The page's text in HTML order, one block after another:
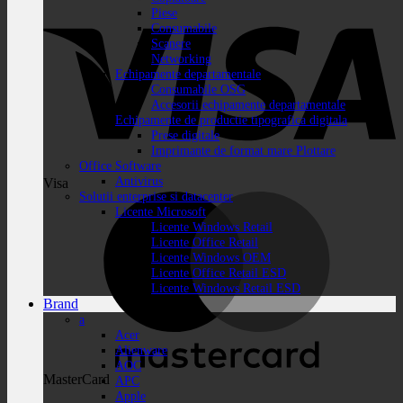
Visa
MasterCard
Piese
Consumabile
Scanere
Networking
Echipamente departamentale
Consumabile OSG
Accesorii echipamente departamentale
Echipamente de productie tipografica digitala
Prese digitale
Imprimante de format mare Plottare
Office Software
Antivirus
Solutii enterprise si datacenter
Licente Microsoft
Licente Windows Retail
Licente Office Retail
Licente Windows OEM
Licente Office Retail ESD
Licente Windows Retail ESD
Brand
a
Acer
Alienware
AOC
APC
Apple